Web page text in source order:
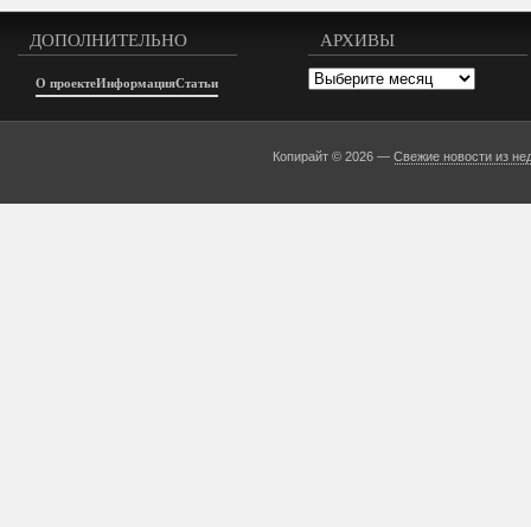
ДОПОЛНИТЕЛЬНО
О проектеИнформацияСтатьи
АРХИВЫ
Архивы
Копирайт © 2026 —Свежие новости из